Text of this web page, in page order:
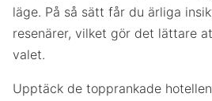
läge. På så sätt får du ärliga
resenärer, vilket gör det lättare
valet.
Upptäck de topprankade